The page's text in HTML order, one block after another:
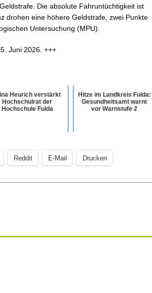
Die absolute Fahruntüchtigkeit ist
drohen eine höhere Geldstrafe, zwei Punkte
Untersuchung (MPU).
Juni 2026. +++
Heurich verstärkt
Hochschulrat der
Hochschule Fulda
Hitze im Landkreis Fulda:
Gesundheitsamt warnt
vor Warnstufe 2
Reddit E-Mail Drucken